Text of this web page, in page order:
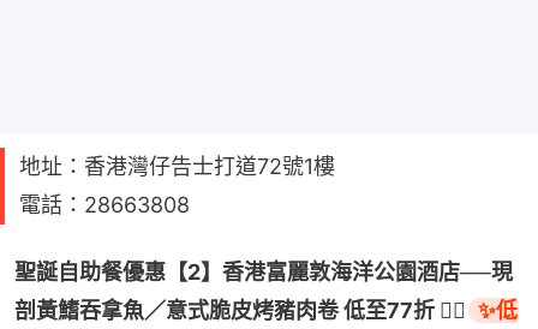
地址：香港灣仔告士打道72號1樓
電話：28663808
聖誕自助餐優惠【2】香港富麗敦海洋公園酒店──現
剖黃鰭吞拿魚／意式脆皮烤豬肉卷 低至77折 👉🏻 ✨低